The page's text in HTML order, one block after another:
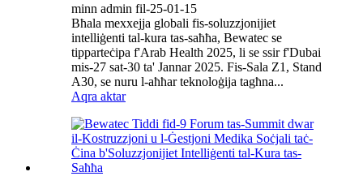
minn admin fil-25-01-15
Bħala mexxejja globali fis-soluzzjonijiet
intelliġenti tal-kura tas-saħħa, Bewatec se
tipparteċipa f'Arab Health 2025, li se ssir f'Dubai
mis-27 sat-30 ta' Jannar 2025. Fis-Sala Z1, Stand
A30, se nuru l-aħħar teknoloġija tagħna...
Aqra aktar